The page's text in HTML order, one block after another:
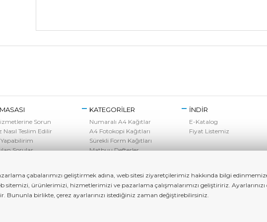
Sorun
Nasıl Teslim Edilir
Yapabilirim
Sorular
KATEGORİLER
Numaralı A4 Kağıtlar
A4 Fotokopi Kağıtları
Sürekli Form Kağıtları
Matbuu Defterler
İNDİR
E-Katalog
Fiyat Listemiz
çabalarımızı geliştirmek adına, web sitesi ziyaretçilerimiz hakkında bilgi
sitemizi, ürünlerimizi, hizmetlerimizi ve pazarlama çalışmalarımızı geliştiririz.
Bununla birlikte, çerez ayarlarınızı istediğiniz zaman değiştirebilirsiniz.